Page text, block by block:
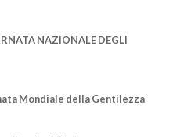
NAZIONALE DEGLI
Mondiale della Gentilezza